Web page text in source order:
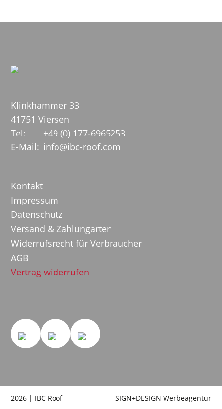
Klinkhammer 33
41751 Viersen
Tel:
+49 (0) 177-6965253
E-Mail: info@ibc-roof.com
Kontakt
Impressum
Datenschutz
Versand & Zahlungarten
Widerrufsrecht für Verbraucher
AGB
Vertrag widerrufen
2026 | IBC Roof SIGN+DESIGN Werbeagentur